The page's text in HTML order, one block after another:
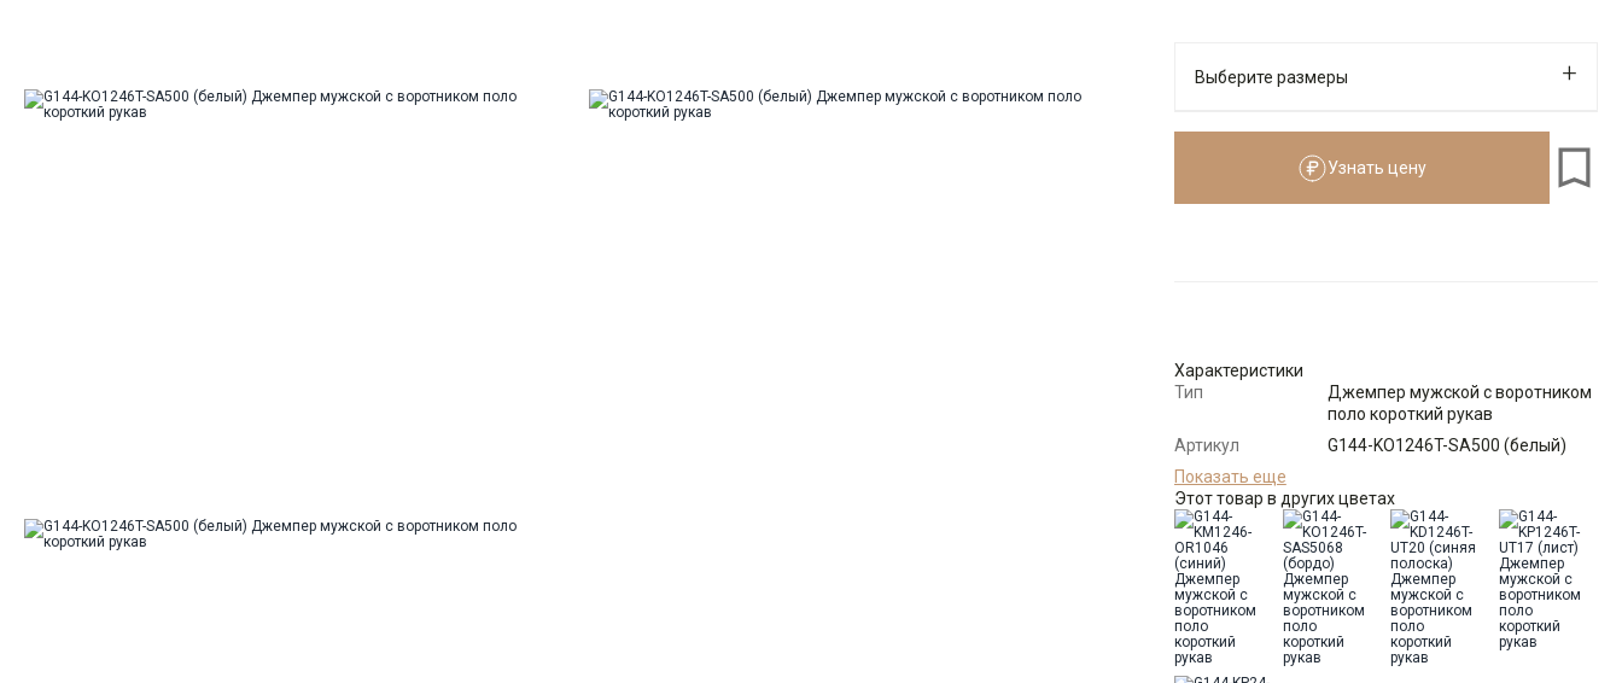
Выберите размеры
46
48 - + 8
50 - + 20
52 - + 8
Узнать цену
Характеристики
Тип
Джемпер мужской с воротником
поло короткий рукав
Артикул
G144-KO1246T-SA500 (белый)
Состав
сырья
Бренд
GREG
Модель
Классическая с разрезами по
бокам
Цвет
Белый
Ворот
Из основной ткани на стойке
Карман
Показать еще
Этот товар в других цветах